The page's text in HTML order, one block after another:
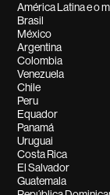
América Latina e o
Brasil
México
Argentina
Colombia
Venezuela
Chile
Peru
Equador
Panamá
Uruguai
Costa Rica
El Salvador
Guatemala